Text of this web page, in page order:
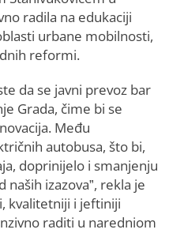
radila na edukaciji
urbane mobilnosti,
reformi.
da se javni prevoz bar
Grada, čime bi se
Među
autobusa, što bi,
doprinijelo i smanjenju
naših izazova”, rekla je
kvalitetniji i jeftiniji
raditi u naredniom